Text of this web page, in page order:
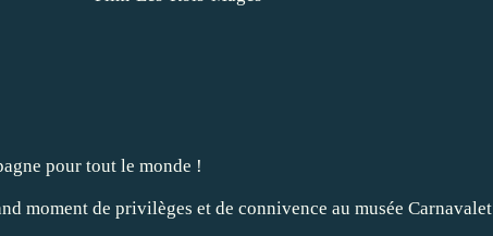
pour tout le monde !
moment de privilèges et de connivence au musée Carnavalet